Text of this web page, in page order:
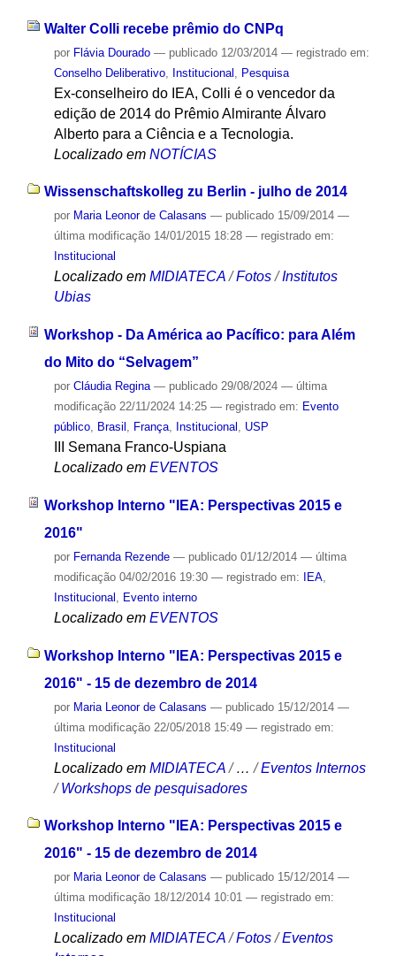
Walter Colli recebe prêmio do CNPq
por Flávia Dourado — publicado12/03/2014 — registrado em:
Conselho Deliberativo, Institucional Pesquisa
Ex-conselheiro do IEA, Colli é o vencedor da
edição de 2014 do Prêmio Almirante Álvaro
Alberto para a Ciência e a Tecnologia.
Localizado em NOTÍCIAS
Wissenschaftskolleg zu Berlin - julho de 2014
por Maria Leonor de Calasans — publicado15/09/2014 —
última modificação14/01/2015 18:28 — registrado em:
Institucional
Localizado em MIDIATECA /Fotos /Institutos
Ubias
Workshop - Da América ao Pacífico: para Além
do Mito do “Selvagem”
por Cláudia Regina — publicado29/08/2024 — última
modificação22/11/2024 14:25 — registrado em: Evento
público, Brasil , França, Institucional , USP
III Semana Franco-Uspiana
Localizado em EVENTOS
Workshop Interno "IEA: Perspectivas 2015 e
2016"
por Fernanda Rezende — publicado01/12/2014 — última
modificação04/02/2016 19:30 — registrado em: IEA,
Institucional
Evento interno
Localizado em EVENTOS
Workshop Interno "IEA: Perspectivas 2015 e
2016" - 15 de dezembro de 2014
por Maria Leonor de Calasans — publicado15/12/2014 —
última modificação22/05/2018 15:49 — registrado em:
Institucional
Localizado em MIDIATECA /…/Eventos Internos
/Workshops de pesquisadores
Workshop Interno "IEA: Perspectivas 2015 e
2016" - 15 de dezembro de 2014
por Maria Leonor de Calasans — publicado15/12/2014 —
última modificação18/12/2014 10:01 — registrado em:
Institucional
Localizado em MIDIATECA /Fotos /Eventos